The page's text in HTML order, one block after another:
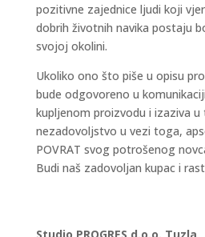
pozitivne zajednice ljudi koji
dobrih životnih navika postaju
svojoj okolini.
Ukoliko ono što piše u opisu
bude odgovoreno u
kupljenom proizvodu i izaziva u
nezadovoljstvo u vezi toga,
POVRAT svog potrošenog
Budi naš zadovoljan kupac i